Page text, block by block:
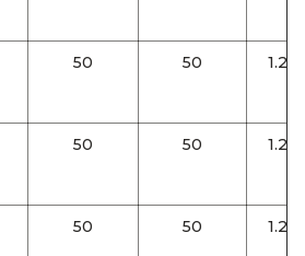
50 50 1.25
50 50 1.25
50 50 1.25